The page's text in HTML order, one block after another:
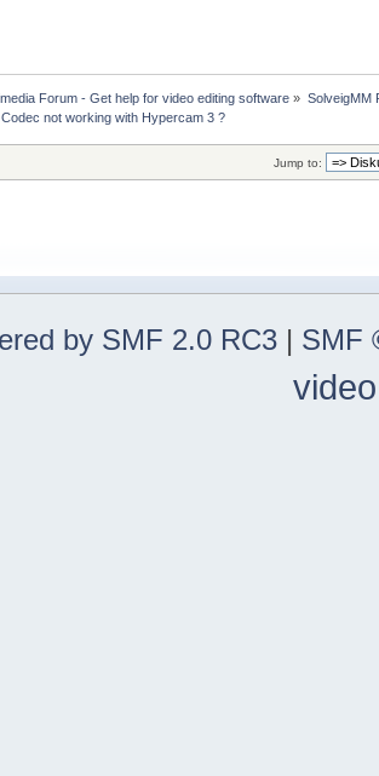
Forum - Get help for video editing software » SolveigMM
not working with Hypercam 3 ?
Jump to:
by SMF 2.0 RC3 | SMF